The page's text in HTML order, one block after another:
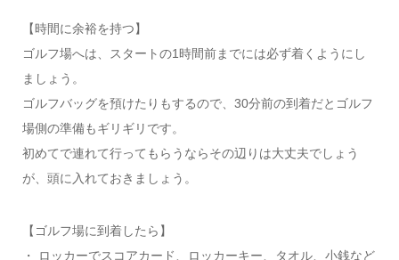
【時間に余裕を持つ】
ゴルフ場へは、スタートの1時間前までには必ず着くようにし
ましょう。
ゴルフバッグを預けたりもするので、30分前の到着だとゴルフ
場側の準備もギリギリです。
初めてで連れて行ってもらうならその辺りは大丈夫でしょう
が、頭に入れておきましょう。
【ゴルフ場に到着したら】
・ ロッカーでスコアカード、ロッカーキー、タオル、小銭など